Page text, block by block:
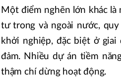
Một điểm nghẽn lớn khác là
tư trong và ngoài nước, quy
khởi nghiệp, đặc biệt ở
đảm. Nhiều dự án tiềm
thậm chí dừng hoạt động.